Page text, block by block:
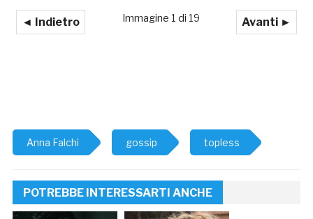
◄ Indietro Avanti ►
Immagine 1 di 19
Anna Falchi gossip topless
POTREBBE INTERESSARTI ANCHE